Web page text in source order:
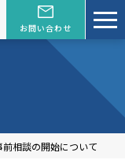
お問い合わせ
前相談の開始について